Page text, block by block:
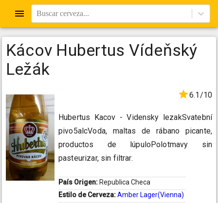
Buscar cerveza...
Kácov Hubertus Vídeňský
Ležák
6.1/10
Hubertus Kacov - Vidensky lezakSvatební
pivo5alcVoda, maltas de rábano picante,
productos de lúpuloPolotmavy sin
pasteurizar, sin filtrar.
País Origen: Republica Checa
Estilo de Cerveza:Amber Lager(Vienna)